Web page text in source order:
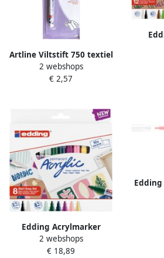
Artline Viltstift 750 textiel
zwart
2 webshops
€ 2,57
Edding Acrylmarker
starterskit klein
Scandinavisch
2 webshops
€ 18,89